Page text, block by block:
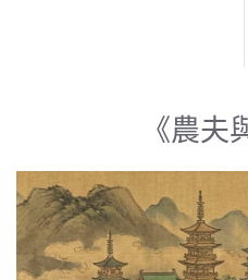
《農夫